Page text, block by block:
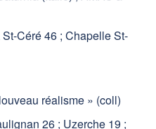
Céré 46 ; Chapelle St-
réalisme » (coll)
26 ; Uzerche 19 ;